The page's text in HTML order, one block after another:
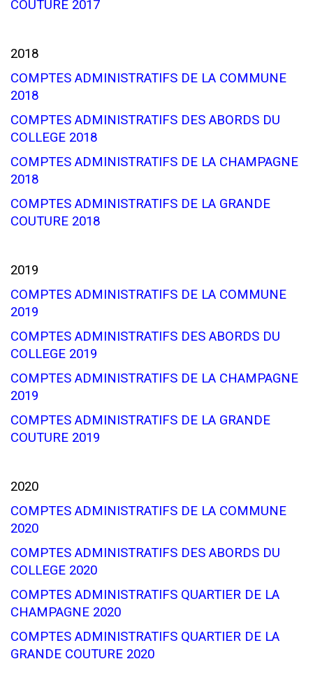
COUTURE 2017
2018
COMPTES ADMINISTRATIFS DE LA COMMUNE
2018
COMPTES ADMINISTRATIFS DES ABORDS DU
COLLEGE 2018
COMPTES ADMINISTRATIFS DE LA CHAMPAGNE
2018
COMPTES ADMINISTRATIFS DE LA GRANDE
COUTURE 2018
2019
COMPTES ADMINISTRATIFS DE LA COMMUNE
2019
COMPTES ADMINISTRATIFS DES ABORDS DU
COLLEGE 2019
COMPTES ADMINISTRATIFS DE LA CHAMPAGNE
2019
COMPTES ADMINISTRATIFS DE LA GRANDE
COUTURE 2019
2020
COMPTES ADMINISTRATIFS DE LA COMMUNE
2020
COMPTES ADMINISTRATIFS DES ABORDS DU
COLLEGE 2020
COMPTES ADMINISTRATIFS QUARTIER DE LA
CHAMPAGNE 2020
COMPTES ADMINISTRATIFS QUARTIER DE LA
GRANDE COUTURE 2020